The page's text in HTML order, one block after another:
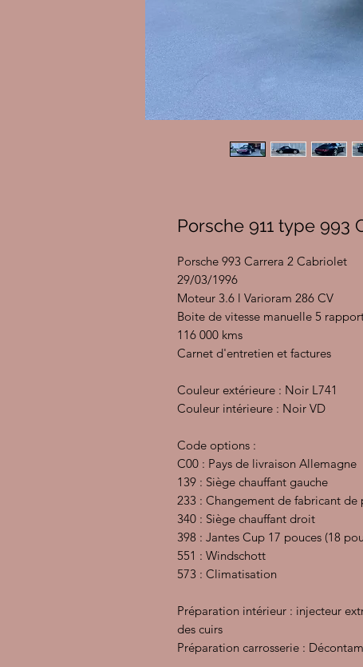
Porsche 911 type 993
Porsche 993 Carrera 2 Cabriolet
29/03/1996
Moteur 3.6 l Varioram 286 CV
Boite de vitesse manuelle 5
116 000 kms
Carnet d'entretien et factures
Couleur extérieure : Noir L741
Couleur intérieure : Noir VD
Code options :
C00 : Pays de livraison Allemagne
139 : Siège chauffant gauche
233 : Changement de fabricant
340 : Siège chauffant droit
398 : Jantes Cup 17 pouces (18
551 : Windschott
573 : Climatisation
Préparation intérieur : injecteur
des cuirs
Préparation carrosserie :